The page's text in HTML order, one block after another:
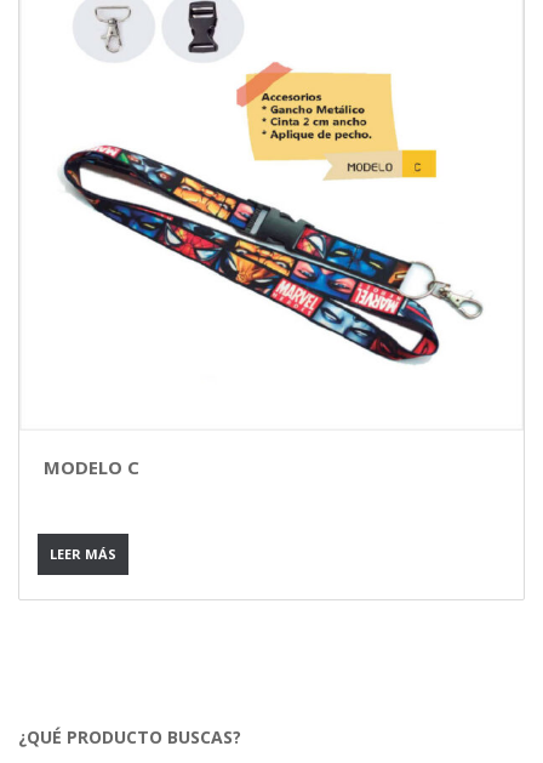
MODELO C
LEER MÁS
¿QUÉ PRODUCTO BUSCAS?